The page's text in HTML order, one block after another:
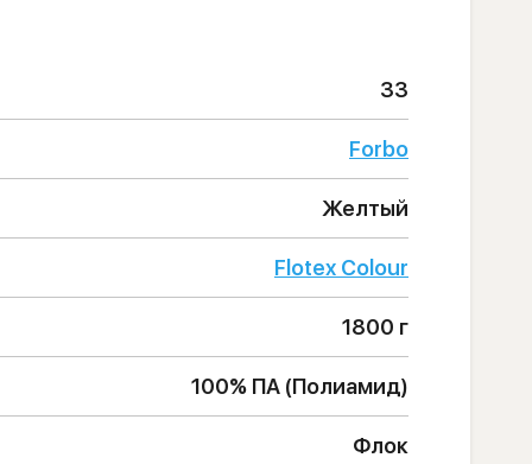
33
Forbo
Желтый
Flotex Colour
1800 г
100% ПА (Полиамид)
Флок